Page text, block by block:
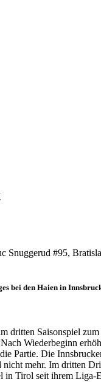
Snuggerud #95,
bei den Haien in
dritten Saisonspiel
Wiederbeginn
Partie. Die
mehr. Im dritten
in Tirol seit ihrem